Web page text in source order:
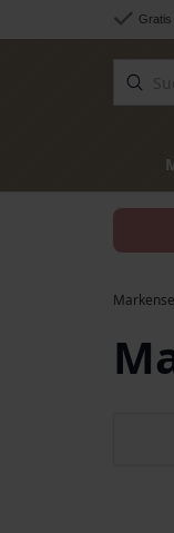
Zum Inhalt springen